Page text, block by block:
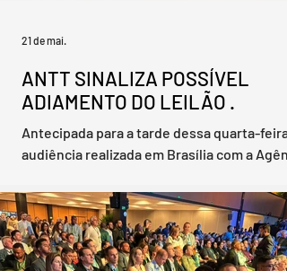
ANTT SINALIZA POSSÍVEL
ADIAMENTO DO LEILÃO .
Antecipada para a tarde dessa quarta-feira,
audiência realizada em Brasília com a
a comitiva de prefeitos da Associaçào dos
Municípios da zona Sul (Azonasul) trouxe uma
nova sinalização: o leilão da concessão da
Rota Portuária do Sul, previsto inicialmente
21 de mai.